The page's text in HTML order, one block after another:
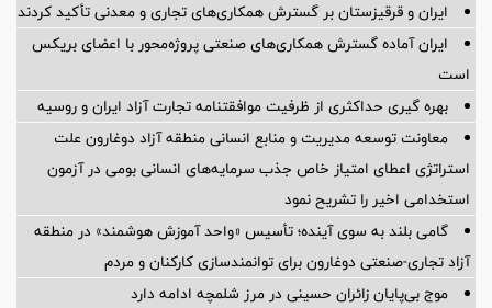
ایران و قرقیزستان بر گسترش همکاری‌های تجاری و معدنی تأکید کردند
ایران آماده گسترش همکاری‌های صنعتی پروژه‌محور با اعضای بریکس
است
بهره گیری حداکثری از ظرفیت موافقتنامه تجارت آزاد ایران و روسیه
معاونت توسعه مدیریت و منابع انسانی منطقه آزاد دوغارون علت
استراتژی اعطای امتیاز خاص جذب سرمایه‌های انسانی بومی در آزمون
استخدامی اخیر را تشریح نمود
گامی بلند به سوی آینده؛ تأسیس «واحد آموزش هوشمند» در منطقه
آزاد تجاری-صنعتی دوغارون برای توانمندسازی کارکنان و مردم
موج بی‌پایان زائران حسینی در مرز شلمچه ادامه دارد